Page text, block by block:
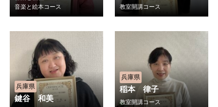
音楽と絵本コース
教室開講コース
兵庫県
鍵谷 和美
兵庫県
稲本 律子
教室開講コース